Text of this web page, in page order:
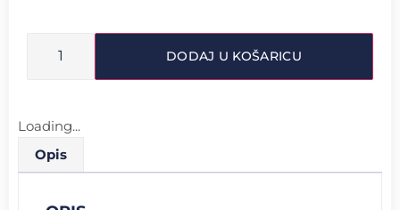
DODAJ U KOŠARICU
Loading...
Opis